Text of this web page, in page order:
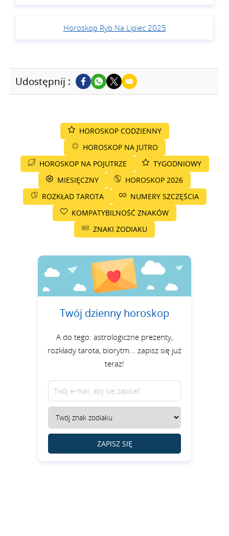
Horoskop Ryb Na Lipiec 2025
Udostępnij :
HOROSKOP CODZIENNY
HOROSKOP NA JUTRO
HOROSKOP NA POJUTRZE
TYGODNIOWY
MIESIĘCZNY
HOROSKOP 2026
ROZKŁAD TAROTA
NUMERY SZCZĘŚCIA
KOMPATYBILNOŚĆ ZNAKÓW
ZNAKI ZODIAKU
Twój dzienny horoskop
A do tego: astrologiczne prezenty,
rozkłady tarota, biorytm... zapisz się już
teraz!
ZAPISZ SIĘ